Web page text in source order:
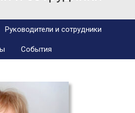
Руководители и сотрудники
События